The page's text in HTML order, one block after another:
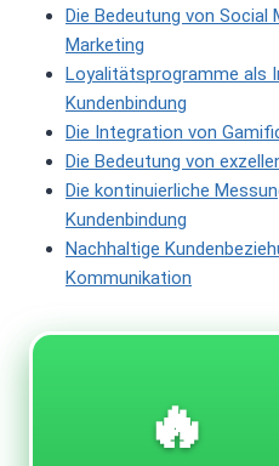
Die Bedeutung von Social
Marketing
Loyalitätsprogramme als
Kundenbindung
Die Integration von
Die Bedeutung von
Die kontinuierliche
Kundenbindung
Nachhaltige
Kommunikation
🔥